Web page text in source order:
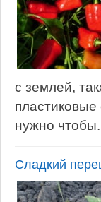
с землей,
пластиковые
нужно
Сладкий